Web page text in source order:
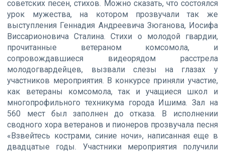
советских песен, стихов. Можно сказать, что состоялся
урок мужества, на котором прозвучали так же
выступления Геннадия Андреевича Зюганова, Иосифа
Виссарионовича Сталина. Стихи о молодой гвардии,
прочитанные ветераном комсомола, и
сопровождавшиеся видеорядом расстрела
молодогвардейцев, вызвали слезы на глазах у
участников мероприятия. В конкурсе приняли участие,
как ветераны комсомола, так и учащиеся школ и
многопрофильного техникума города Ишима. Зал на
560 мест был заполнен до отказа. В исполнении
сводного хора ветеранов и пионеров прозвучала песня
«Взвейтесь кострами, синие ночи», написанная еще в
двадцатые годы. Участники мероприятия получили